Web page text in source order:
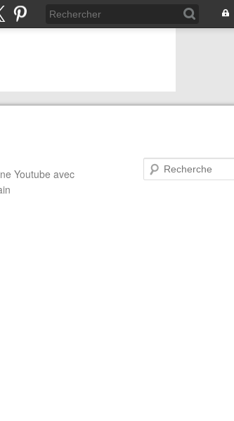
Youtube avec